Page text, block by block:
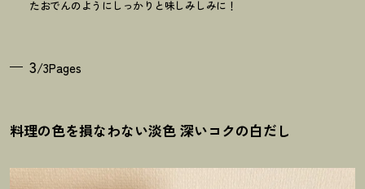
たおでんのようにしっかりと味しみしみに ！
3/3Pages
料理の色を損なわない淡色 深いコクの白だし